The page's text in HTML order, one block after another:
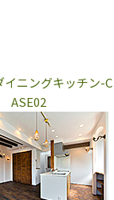
イニングキッチン-C
ASE02